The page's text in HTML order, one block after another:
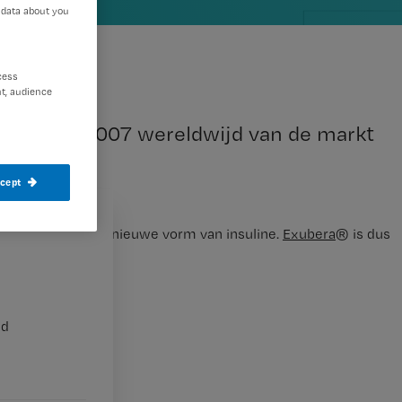
2007 wereldwijd van de markt
van deze nieuwe vorm van insuline. Exubera® is dus
about you
audience